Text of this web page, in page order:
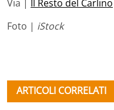
Via | Il Resto del Carlino
Foto | iStock
ARTICOLI CORRELATI